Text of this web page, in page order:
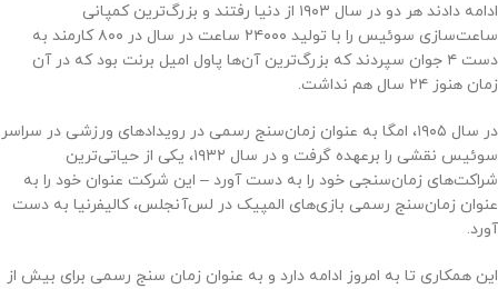
ادامه دادند هر دو در سال ۱۹۰۳ از دنیا رفتند و بزرگ‌ترین کمپانی
ساعت‌سازی سوئیس را با تولید ۲۴۰۰۰ ساعت در سال در ۸۰۰ کارمند به
دست ۴ جوان سپردند که بزرگ‌ترین آن‌ها پاول امیل برنت بود که در آن
زمان هنوز ۲۴ سال هم نداشت.
در سال ۱۹۰۵، امگا به عنوان زمان‌سنج رسمی در رویدادهای ورزشی در سراسر
سوئیس نقشی را برعهده گرفت و در سال ۱۹۳۲، یکی از حیاتی‌ترین
شراکت‌های زمان‌سنجی خود را به دست آورد – این شرکت عنوان خود را به
عنوان زمان‌سنج رسمی بازی‌های المپیک در لس‌آنجلس، کالیفرنیا به دست
آورد.
این همکاری تا به امروز ادامه دارد و به عنوان زمان سنج رسمی برای بیش از